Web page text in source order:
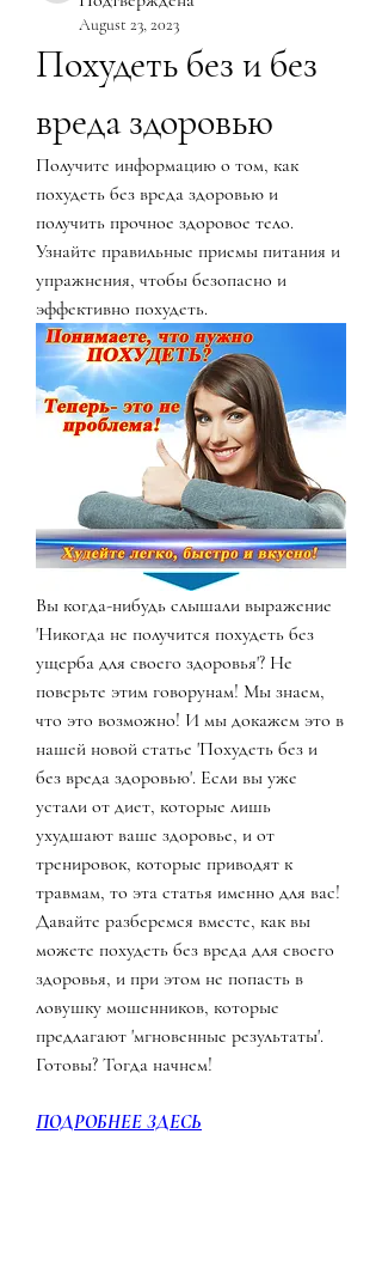
August 23, 2023
Похудеть без и без
вреда здоровью
Получите информацию о том, как
похудеть без вреда здоровью и
получить прочное здоровое тело.
Узнайте правильные приемы питания и
упражнения, чтобы безопасно и
эффективно похудеть.
Вы когда-нибудь слышали выражение
'Никогда не получится похудеть без
ущерба для своего здоровья'? Не
поверьте этим говорунам! Мы знаем,
что это возможно! И мы докажем это в
нашей новой статье 'Похудеть без и
без вреда здоровью'. Если вы уже
устали от диет, которые лишь
ухудшают ваше здоровье, и от
тренировок, которые приводят к
травмам, то эта статья именно для вас!
Давайте разберемся вместе, как вы
можете похудеть без вреда для своего
здоровья, и при этом не попасть в
ловушку мошенников, которые
предлагают 'мгновенные результаты'.
Готовы? Тогда начнем!
ПОДРОБНЕЕ ЗДЕСЬ